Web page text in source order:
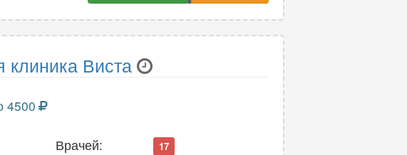
клиника Виста
4500
Врачей: 17